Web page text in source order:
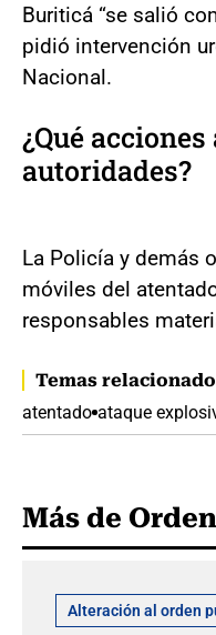
Buriticá “se salió
pidió intervención
Nacional.
¿Qué
autoridades?
La Policía y demás
móviles del
responsables
Temas
atentado ataque
Más de
Alteración al orden